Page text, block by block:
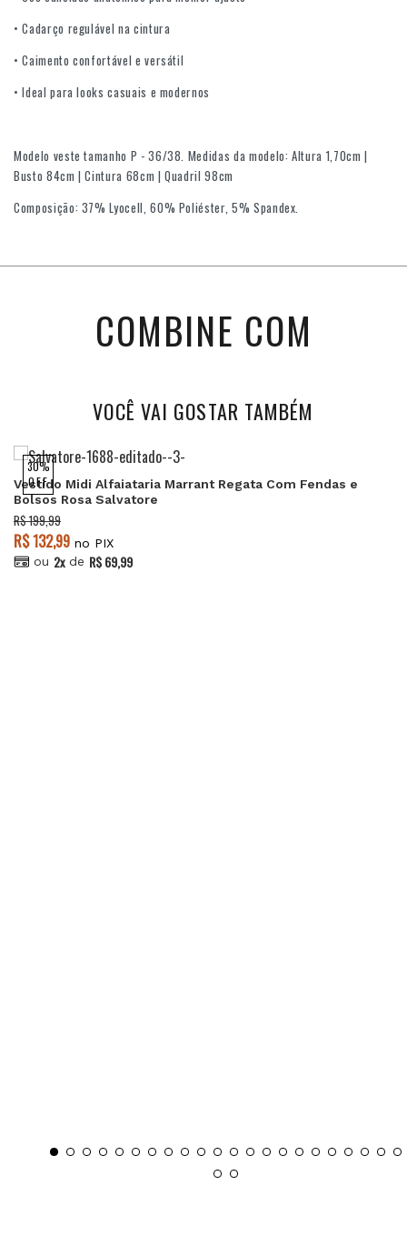
• Cadarço regulável na cintura
• Caimento confortável e versátil
• Ideal para looks casuais e modernos
Modelo veste tamanho P - 36/38. Medidas da modelo: Altura 1,70cm |
Busto 84cm | Cintura 68cm | Quadril 98cm
Composição: 37% Lyocell, 60% Poliéster, 5% Spandex.
COMBINE COM
VOCÊ VAI GOSTAR TAMBÉM
30%
OFF
Vestido Midi Alfaiataria Marrant Regata Com Fendas e
Bolsos Rosa Salvatore
R$ 199,99
R$ 132,99 no PIX
ou 2x de R$ 69,99